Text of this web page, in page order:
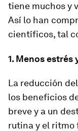
tiene muchos y
Así lo han
científicos, tal
1. Menos
La reducción
los beneficios
breve y a un
rutina y el ritmo